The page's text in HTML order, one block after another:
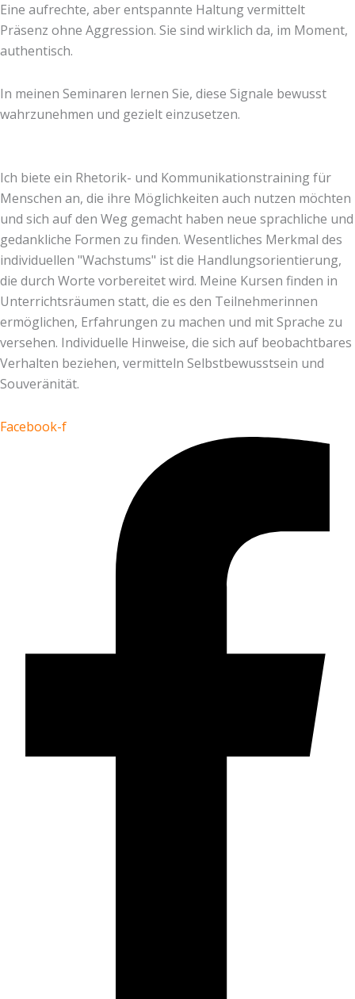
Eine aufrechte, aber entspannte Haltung vermittelt
Präsenz ohne Aggression. Sie sind wirklich da, im Moment,
authentisch.
In meinen Seminaren lernen Sie, diese Signale bewusst
wahrzunehmen und gezielt einzusetzen.
Ich biete ein Rhetorik- und Kommunikationstraining für
Menschen an, die ihre Möglichkeiten auch nutzen möchten
und sich auf den Weg gemacht haben neue sprachliche und
gedankliche Formen zu finden. Wesentliches Merkmal des
individuellen "Wachstums" ist die Handlungsorientierung,
die durch Worte vorbereitet wird. Meine Kursen finden in
Unterrichtsräumen statt, die es den Teilnehmerinnen
ermöglichen, Erfahrungen zu machen und mit Sprache zu
versehen. Individuelle Hinweise, die sich auf beobachtbares
Verhalten beziehen, vermitteln Selbstbewusstsein und
Souveränität.
Facebook-f